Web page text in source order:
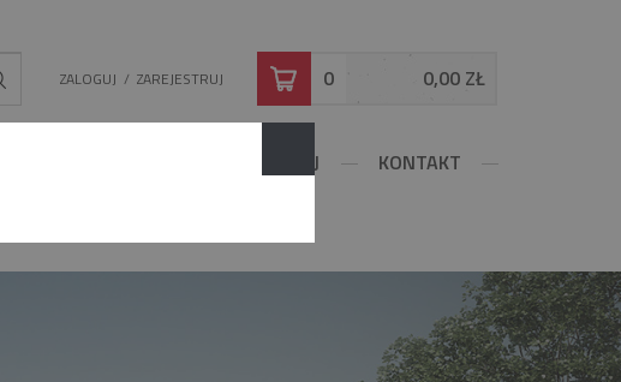
ZALOGUJ /ZAREJESTRUJ 0 0,00 ZŁ
KONFIGURUJ KONTAKT